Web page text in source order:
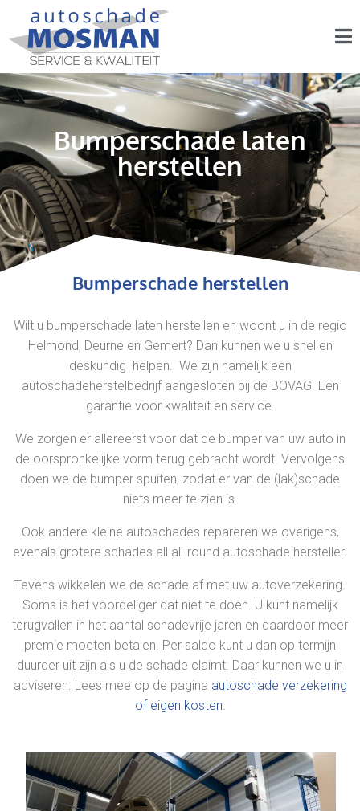
Bumperschade laten
herstellen
Bumperschade herstellen
Wilt u bumperschade laten herstellen en woont u in de regio
Helmond, Deurne en Gemert? Dan kunnen we u snel en
deskundig helpen. We zijn namelijk een
autoschadeherstelbedrijf aangesloten bij de BOVAG. Een
garantie voor kwaliteit en service.
We zorgen er allereerst voor dat de bumper van uw auto in
de oorspronkelijke vorm terug gebracht wordt. Vervolgens
doen we de bumper spuiten, zodat er van de (lak)schade
niets meer te zien is.
Ook andere kleine autoschades repareren we overigens,
evenals grotere schades all all-round autoschade hersteller.
Tevens wikkelen we de schade af met uw autoverzekering.
Soms is het voordeliger dat niet te doen. U kunt namelijk
terugvallen in het aantal schadevrije jaren en daardoor meer
premie moeten betalen. Per saldo kunt u dan op termijn
duurder uit zijn als u de schade claimt. Daar kunnen we u in
adviseren. Lees mee op de pagina autoschade verzekering
of eigen kosten.